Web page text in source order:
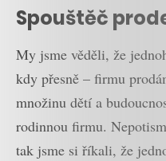
Spouštěč
My jsme věděli, že
kdy přesně – firmu
množinu dětí a
rodinnou firmu.
tak jsme si říkali, že